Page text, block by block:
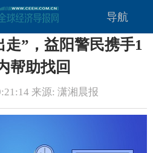
导航
”，益阳警民携手1
帮助找回
来源: 潇湘晨报